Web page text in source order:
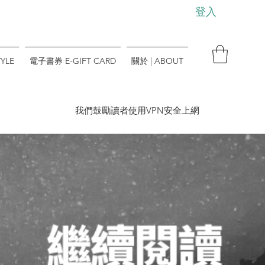
登入
電子書券 E-GIFT CARD 關於 | ABOUT
​我們鼓勵讀者使用VPN安全上網